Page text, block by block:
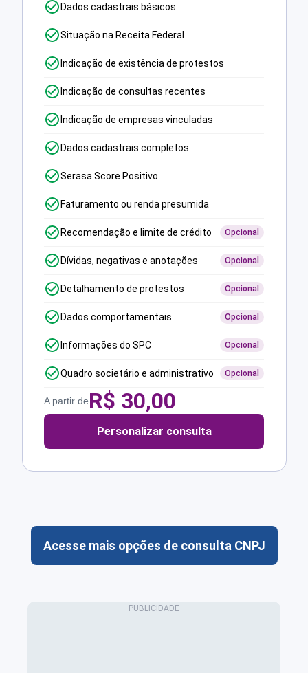
Dados cadastrais básicos
Situação na Receita Federal
Indicação de existência de protestos
Indicação de consultas recentes
Indicação de empresas vinculadas
Dados cadastrais completos
Serasa Score Positivo
Faturamento ou renda presumida
Recomendação e limite de crédito Opcional
Dívidas, negativas e anotações Opcional
Detalhamento de protestos Opcional
Dados comportamentais Opcional
Informações do SPC Opcional
Quadro societário e administrativo Opcional
A partir deR$ 30,00
Personalizar consulta
Acesse mais opções de consulta CNPJ